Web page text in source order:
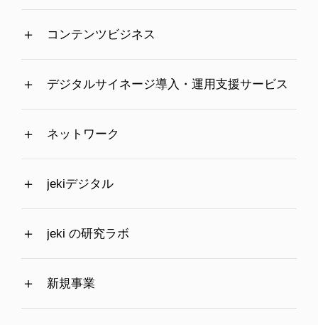
コンテンツビジネス
デジタルサイネージ導入・運用支援サービス
ネットワーク
jekiデジタル
jeki の研究ラボ
新規事業